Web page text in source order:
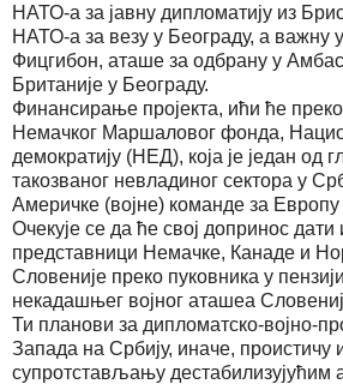
НАТО-а за јавну дипломатију из
НАТО-а за везу у Београду, а важну
Фицгибон, аташе за одбрану у
Британије у Београду.
Финансирање пројекта, ићи ће преко
Немачког Маршаловог фонда,
демократију (НЕД), која је један од
такозваног невладиног сектора у
Америчке (војне) команде за
Очекује се да ће свој допринос
представници Немачке, Канаде и
Словеније преко пуковника у
некадашњег војног аташеа
Ти планови за дипломатско-војно-
Запада на Србију, иначе, проистичу
супротстављању дестабилизујућим